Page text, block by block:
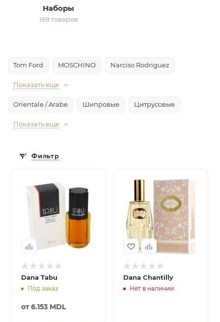
Наборы
169 товаров
Tom Ford MOSCHINO Narciso Rodriguez
Показать еще
Orientale / Arabe Шипровые Цитрусовые
Показать еще
Фильтр
Dana Tabu
Под заказ
от6.153 MDL
Dana Chantilly
Нет в наличии